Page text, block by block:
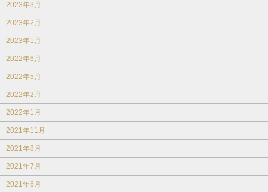
2023年3月
2023年2月
2023年1月
2022年6月
2022年5月
2022年2月
2022年1月
2021年11月
2021年8月
2021年7月
2021年6月